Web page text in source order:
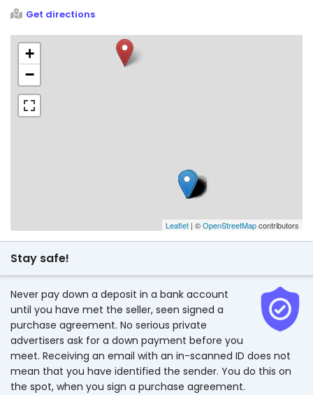
Get directions
+
−
Leaflet | ©OpenStreetMapcontributors
Stay safe!
Never pay down a deposit in a bank account
until you have met the seller, seen signed a
purchase agreement. No serious private
advertisers ask for a down payment before you
meet. Receiving an email with an in-scanned ID does not
mean that you have identified the sender. You do this on
the spot, when you sign a purchase agreement.